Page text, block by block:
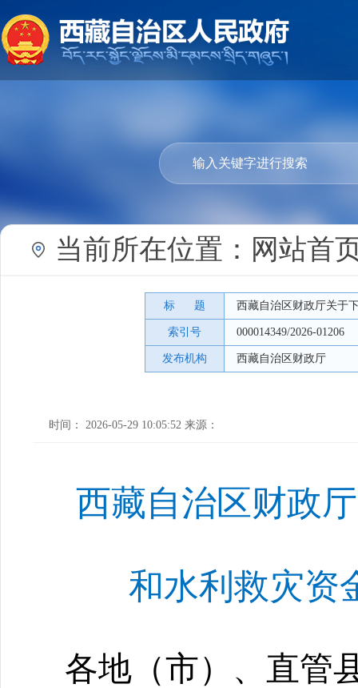
当前所在位置： 网站首
标 题 西藏自治区财政厅关于
索引号 000014349/2026-01206
发布机构 西藏自治区财政厅
时间： 2026-05-29 10:05:52 来源：
西藏自治区财政
和水利救灾资
各地（市）、直管